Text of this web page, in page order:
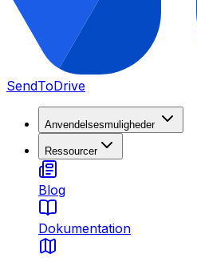
SendToDrive
Anvendelsesmuligheder
Ressourcer
Blog
Dokumentation